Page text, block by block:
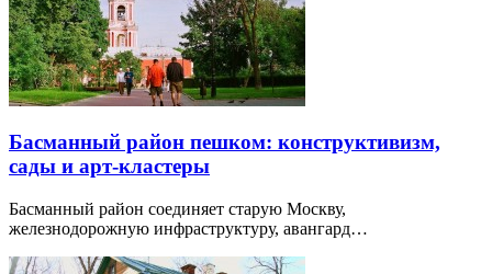
Басманный район пешком: конструктивизм,
сады и арт-кластеры
Басманный район соединяет старую Москву,
железнодорожную инфраструктуру, авангард…